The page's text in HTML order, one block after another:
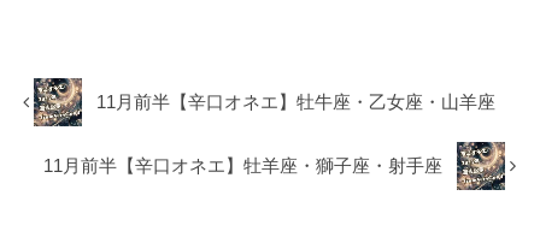
11月前半【辛口オネエ】牡牛座・乙女座・山羊座
11月前半【辛口オネエ】牡羊座・獅子座・射手座